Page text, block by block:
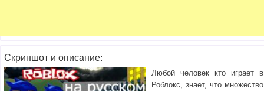
Скриншот и описание:
Любой человек кто играет в
Роблокс, знает, что множество